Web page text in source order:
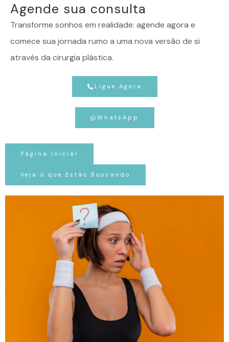
Agende sua consulta
Transforme sonhos em realidade: agende agora e
comece sua jornada rumo a uma nova versão de si
através da cirurgia plástica.
Ligue Agora
WhatsApp
Página Inicial
Veja o que Estão Buscando